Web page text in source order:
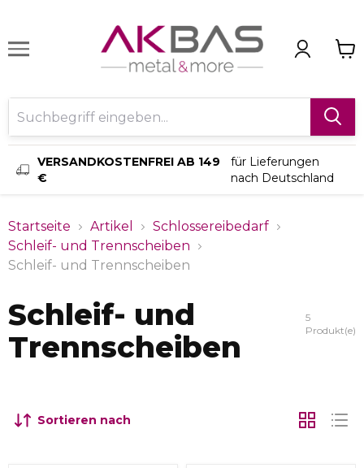
VERSANDKOSTENFREI AB 149
€
für Lieferungen
nach Deutschland
Startseite Artikel
Schlossereibedarf
Schleif- und Trennscheiben
Schleif- und Trennscheiben
Schleif- und
Trennscheiben
5
Produkt(e)
Sortieren nach